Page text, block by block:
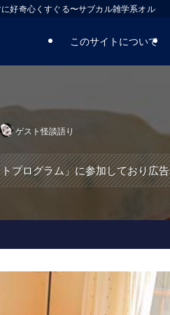
奇心くすぐる〜サブカル雑学系オルタナ
このサイトについて
ゲスト怪談語り
プログラム」に参加しており広